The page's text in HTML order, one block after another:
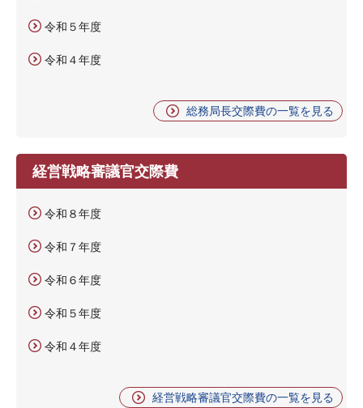
令和５年度
令和４年度
総務局長交際費の一覧を見る
経営戦略審議官交際費
令和８年度
令和７年度
令和６年度
令和５年度
令和４年度
経営戦略審議官交際費の一覧を見る